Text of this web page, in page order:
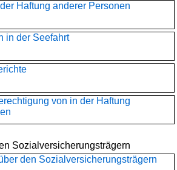
Haftung anderer Personen
in der Seefahrt
von in der Haftung
Sozialversicherungsträgern
den Sozialversicherungsträgern